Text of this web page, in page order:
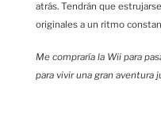
atrás. Tendrán que
originales a un ritmo
Me compraría la Wii para
para vivir una gran aventura